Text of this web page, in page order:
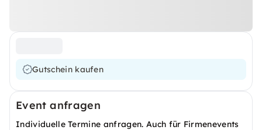
Gutschein kaufen
Event anfragen
Individuelle Termine anfragen. Auch für Firmenevents